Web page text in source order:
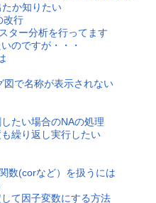
か知りたい
改行
ター分析を行ってます
のですが・・・
で名称が表示されない
たい場合のNAの処理
繰り返し実行したい
数(corなど）を扱うには
て因子変数にする方法